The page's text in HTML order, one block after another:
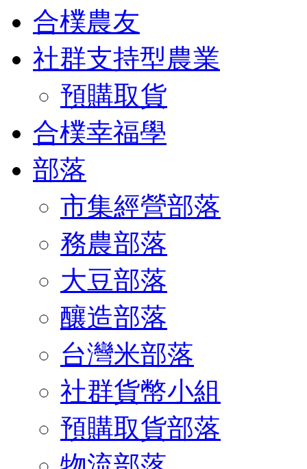
合樸農友
社群支持型農業
預購取貨
合樸幸福學
部落
市集經營部落
務農部落
大豆部落
釀造部落
台灣米部落
社群貨幣小組
預購取貨部落